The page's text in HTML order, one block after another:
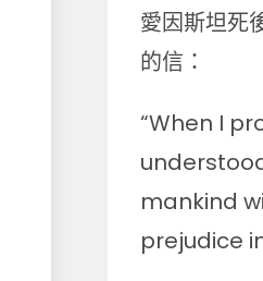
愛因斯坦死
的信：
“When I
mankind
prejudice